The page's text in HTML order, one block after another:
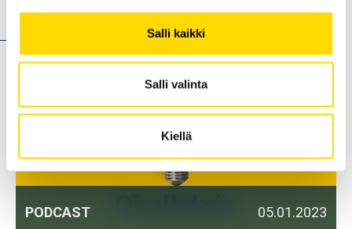
Salli kaikki
Salli valinta
Kiellä
Uutiset
PODCAST 05.01.2023